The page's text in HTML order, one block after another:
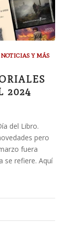
NOTICIAS Y MÁS
2024
del Libro.
pero
fuera
se refiere. Aquí